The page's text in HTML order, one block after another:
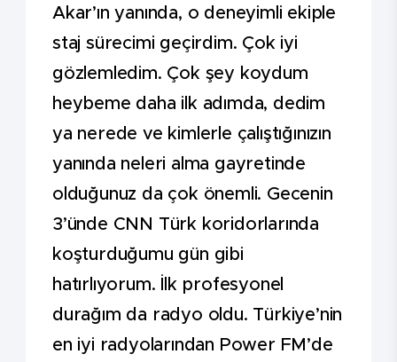
Akar’ın yanında, o deneyimli ekiple
staj sürecimi geçirdim. Çok iyi
gözlemledim. Çok şey koydum
heybeme daha ilk adımda, dedim
ya nerede ve kimlerle çalıştığınızın
yanında neleri alma gayretinde
olduğunuz da çok önemli. Gecenin
3’ünde CNN Türk koridorlarında
koşturduğumu gün gibi
hatırlıyorum. İlk profesyonel
durağım da radyo oldu. Türkiye’nin
en iyi radyolarından Power FM’de